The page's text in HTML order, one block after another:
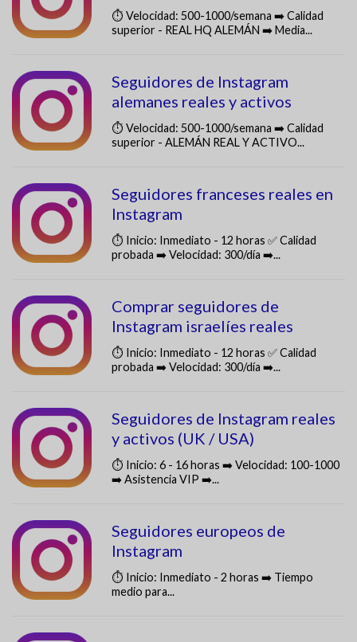
⏱️ Velocidad: 500-1000/semana ➡️ Calidad
superior - REAL HQ ALEMÁN ➡️ Media...
Seguidores de Instagram
alemanes reales y activos
⏱️ Velocidad: 500-1000/semana ➡️ Calidad
superior - ALEMÁN REAL Y ACTIVO...
Seguidores franceses reales en
Instagram
⏱️ Inicio: Inmediato - 12 horas ✅ Calidad
probada ➡️ Velocidad: 300/día ➡️...
Comprar seguidores de
Instagram israelíes reales
⏱️ Inicio: Inmediato - 12 horas ✅ Calidad
probada ➡️ Velocidad: 300/día ➡️...
Seguidores de Instagram reales
y activos (UK / USA)
⏱️ Inicio: 6 - 16 horas ➡️ Velocidad: 100-1000
➡️ Asistencia VIP ➡️...
Seguidores europeos de
Instagram
⏱️ Inicio: Inmediato - 2 horas ➡️ Tiempo
medio para...